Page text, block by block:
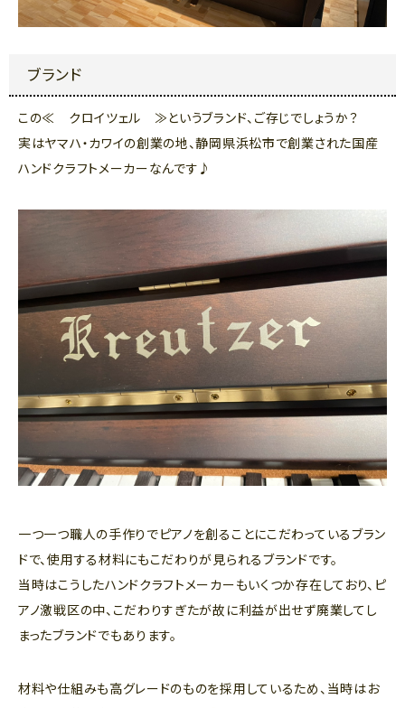
ブランド
この≪ クロイツェル ≫というブランド、ご存じでしょうか？
実はヤマハ・カワイの創業の地、静岡県浜松市で創業された国産
ハンドクラフトメーカーなんです♪
一つ一つ職人の手作りでピアノを創ることにこだわっているブラン
ドで、使用する材料にもこだわりが見られるブランドです。
当時はこうしたハンドクラフトメーカーもいくつか存在しており、ピ
アノ激戦区の中、こだわりすぎたが故に利益が出せず廃業してし
まったブランドでもあります。
材料や仕組みも高グレードのものを採用しているため、当時はお